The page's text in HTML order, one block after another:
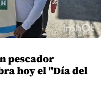
pescador
hoy el "Día del